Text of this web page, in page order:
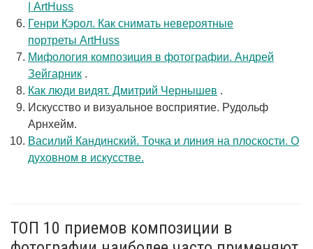
| ArtHuss
Генри Кэрол. Как снимать невероятные
портреты ArtHuss
Мифология композиция в фотографии. Андрей
Зейгарник .
Как люди видят. Дмитрий Чернышев .
Искусство и визуальное восприятие. Рудольф
Арнхейм.
Василий Кандинский. Точка и линия на плоскости. О
духовном в искусстве.
ТОП 10 приемов композиции в